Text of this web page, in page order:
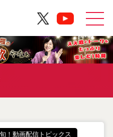
！動画配信トピックス